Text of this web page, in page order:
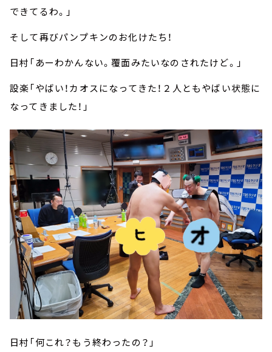
できてるわ。」
そして再びパンプキンのお化けたち！
日村「あーわかんない。覆面みたいなのされたけど。」
設楽「やばい！カオスになってきた！２人ともやばい状態に
なってきました！」
日村「何これ？もう終わったの？」